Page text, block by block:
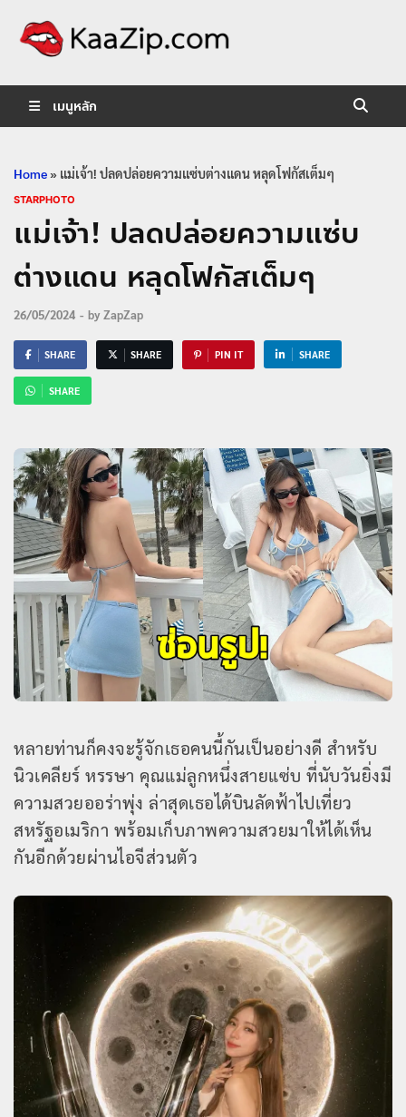
เมนูหลัก
Home» แม่เจ้า! ปลดปล่อยความแซ่บต่างแดน หลุดโฟกัสเต็มๆ
STARPHOTO
แม่เจ้า! ปลดปล่อยความแซ่บ
ต่างแดน หลุดโฟกัสเต็มๆ
26/05/2024 - by ZapZap
SHARE SHARE PIN IT SHARE
SHARE
หลายท่านก็คงจะรู้จักเธอคนนี้กันเป็นอย่างดี สำหรับ
นิวเคลียร์ หรรษา คุณแม่ลูกหนึ่งสายแซ่บ ที่นับวันยิ่งมี
ความสวยออร่าพุ่ง ล่าสุดเธอได้บินลัดฟ้าไปเที่ยว
สหรัฐอเมริกา พร้อมเก็บภาพความสวยมาให้ได้เห็น
กันอีกด้วยผ่านไอจีส่วนตัว